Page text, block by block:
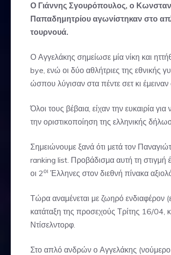
Ο Γιάννης Σγουρόπουλος, ο
Παπαδημητρίου αγωνίστηκαν στο
τουρνουά.
Ο Αγγελάκης σημείωσε μία νίκη και
bye, ενώ οι δύο αθλήτριες της εθνικής
ώσπου λύγισαν στα πέντε σετ κι
Όλοι τους βέβαια, είχαν την ευκαιρία
την οριστικοποίηση της ελληνικής
Σημειώνουμε ξανά ότι μετά τον
ranking list. Προβάδισμα αυτή τη στιγμή
οι 2οι Έλληνες στον διεθνή πίνακα
Τώρα αναμένεται με ζωηρό ενδιαφέρον
κατάταξη της προσεχούς Τρίτης 16/
Ντίσελντορφ.
Στο απλό ανδρών ο Αγγελάκης (νούμερο